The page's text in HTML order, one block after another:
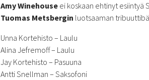
Amy Winehouse ei koskaan ehtinyt esiintyä
Tuomas Metsbergin luotsaaman
Unna Kortehisto – Laulu
Alina Jefremoff – Laulu
Jay Kortehisto – Pasuuna
Antti Snellman – Saksofoni